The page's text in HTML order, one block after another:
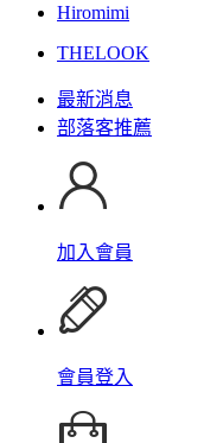
Hiromimi
THELOOK
最新消息
部落客推薦
加入會員
會員登入